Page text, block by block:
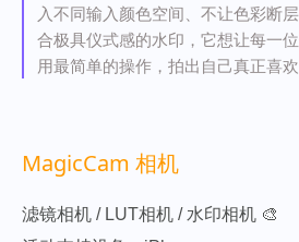
入不同输入颜色空间、不让色彩断
合极具仪式感的水印，它想让每一
用最简单的操作，拍出自己真正喜
MagicCam 相机
滤镜相机 / LUT相机 / 水印相机 🎨